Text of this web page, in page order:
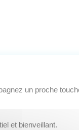
un proche
et bienveillant.